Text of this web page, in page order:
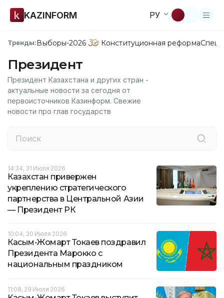
KAZINFORM РУ
Тренды:Выборы-2026 Конституционная реформа
Президент
Президент Казахстана и других стран -
актуальные новости за сегодня от
первоисточников Казинформ. Свежие
новости про глав государств
14:34, 31 Июля 2026
Казахстан привержен
укреплению стратегического
партнерства в Центральной Азии
— Президент РК
10:04, 30 Июля 2026
Касым-Жомарт Токаев поздравил
Президента Марокко с
национальным праздником
11:08, 29 Июля 2026